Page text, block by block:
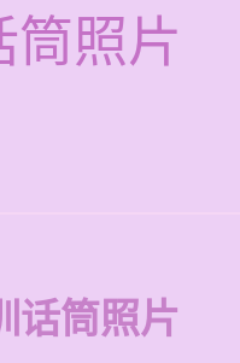
筒照片
话筒照片